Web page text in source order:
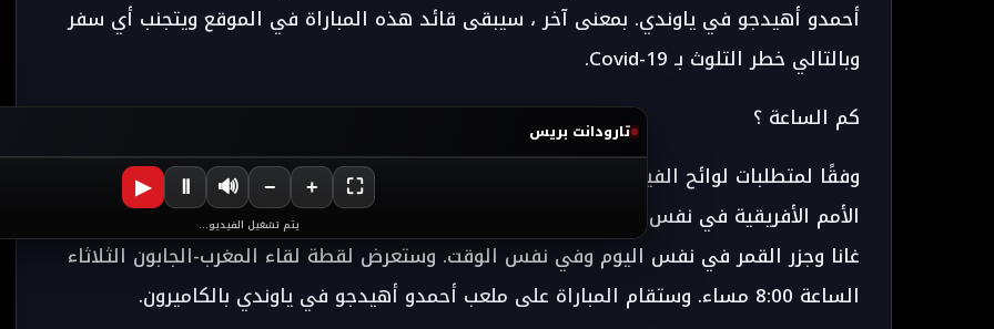
أحمدو أهيدجو في ياوندي. بمعنى آخر ، سيبقى قائد هذه المباراة في الموقع ويتجنب أي سفر
وبالتالي خطر التلوث بـ Covid-19.
كم الساعة ؟
وفقًا لمتطلبات لوائح الفيفا ، ستقام جميع مباريات اليوم الثالث من دور المجموعات من كأس
الأمم الأفريقية في نفس الوقت لتجنب الحيل بين الفرق. وستقام مباراة المغرب والجابون ومباراة
غانا وجزر القمر في نفس اليوم وفي نفس الوقت. وستعرض لقطة لقاء المغرب-الجابون الثلاثاء
الساعة 8:00 مساء. وستقام المباراة على ملعب أحمدو أهيدجو في ياوندي بالكاميرون.
تارودانت بريس
▶ 🔊 − + ⛶
يتم تشغيل الفيديو...